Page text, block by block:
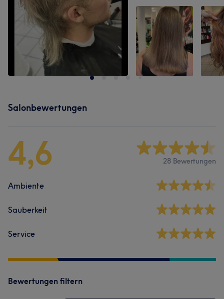
Salonbewertungen
4,6 28 Bewertungen
Ambiente
Sauberkeit
Service
Bewertungen filtern